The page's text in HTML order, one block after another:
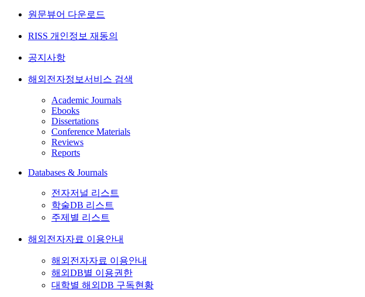
원문뷰어 다운로드
RISS 개인정보 재동의
공지사항
해외전자정보서비스 검색
Academic Journals
Ebooks
Dissertations
Conference Materials
Reviews
Reports
Databases & Journals
전자저널 리스트
학술DB 리스트
주제별 리스트
해외전자자료 이용안내
해외전자자료 이용안내
해외DB별 이용권한
대학별 해외DB 구독현황